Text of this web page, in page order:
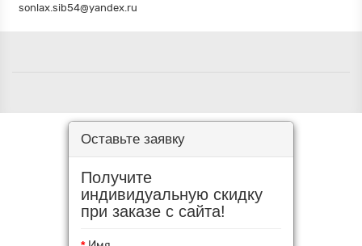
sonlax.sib54@yandex.ru
Оставьте заявку
Получите
индивидуальную скидку
при заказе с сайта!